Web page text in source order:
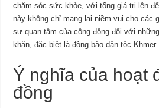
chăm sóc sức khỏe, với tổng giá trị lên
này không chỉ mang lại niềm vui cho các
sự quan tâm của cộng đồng đối với
khăn, đặc biệt là đồng bào dân tộc Khmer.
Ý nghĩa của hoạt
đồng